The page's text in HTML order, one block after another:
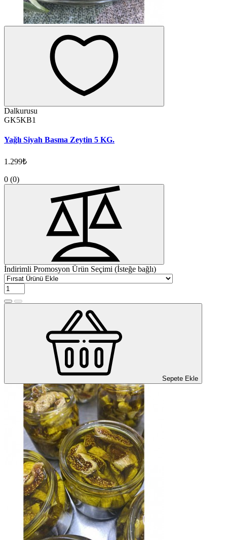
Dalkurusu
GK5KB1
Yağlı Siyah Basma Zeytin 5 KG.
1.299₺
0 (0)
İndirimli Promosyon Ürün Seçimi (İsteğe bağlı)
Sepete Ekle